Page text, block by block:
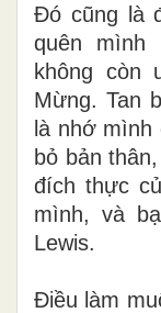
Đó cũng là
quên mình
không còn
Mừng. Tan
là nhớ mình
bỏ bản
đích thực
mình, và
Lewis.
Điều làm